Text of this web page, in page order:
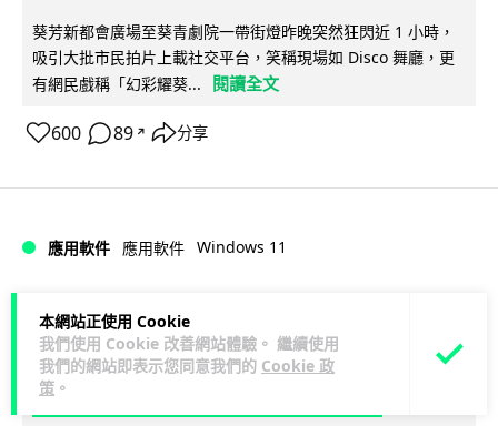
本網站正使用 Cookie
我們使用 Cookie 改善網站體驗。 繼續使用
我們的網站即表示您同意我們的 Cookie 政
策 。
葵芳新都會廣場至葵青劇院一帶街燈昨晚突然狂閃近 1 小時，
吸引大批市民拍片上載社交平台，笑稱現場如 Disco 舞廳，更
有網民戲稱「幻彩耀葵...
閱讀全文
600 89 ↗ 分享
應用軟件 應用軟件 Windows 11
arthur
Windows 11 太食 RAM？Microsoft 認
低威承諾為 8GB 電腦「減磅」